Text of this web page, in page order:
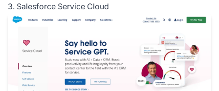
3. Salesforce Service Cloud